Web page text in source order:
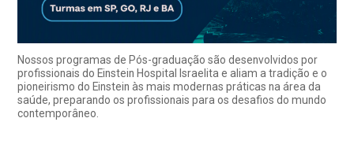
Nossos programas de Pós-graduação são desenvolvidos por
profissionais do Einstein Hospital Israelita e aliam a tradição e o
pioneirismo do Einstein às mais modernas práticas na área da
saúde, preparando os profissionais para os desafios do mundo
contemporâneo.